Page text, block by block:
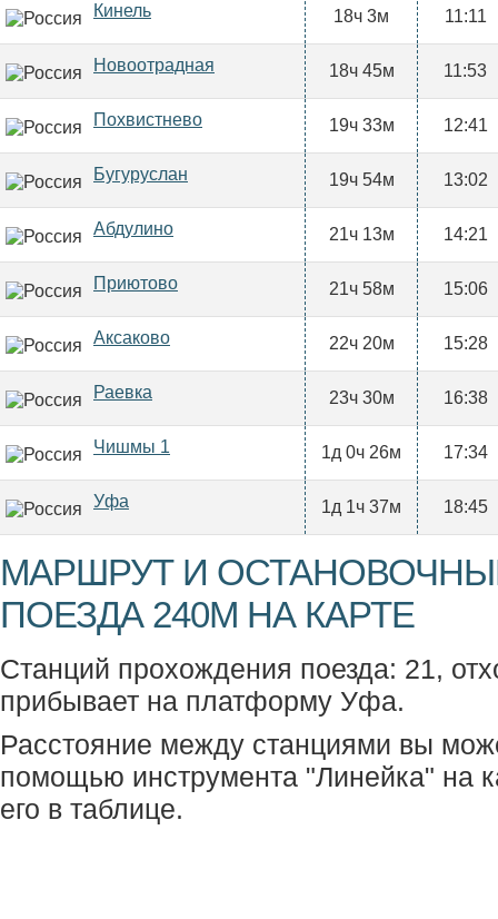
Кинель 18ч 3м 11:11
Новоотрадная 18ч 45м 11:53
Похвистнево 19ч 33м 12:41
Бугуруслан 19ч 54м 13:02
Абдулино 21ч 13м 14:21
Приютово 21ч 58м 15:06
Аксаково 22ч 20м 15:28
Раевка 23ч 30м 16:38
Чишмы 1 1д 0ч 26м 17:34
Уфа 1д 1ч 37м 18:45
МАРШРУТ И
ПОЕЗДА 240М НА КАРТЕ
Станций прохождения поезда: 21,
прибывает на платформу Уфа.
Расстояние между станциями вы
помощью инструмента "Линейка" на
его в таблице.